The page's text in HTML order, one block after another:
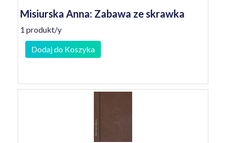
Misiurska Anna: Zabawa ze skrawka
1 produkt/y
Dodaj do Koszyka